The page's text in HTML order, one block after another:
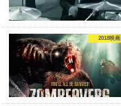
2018映画